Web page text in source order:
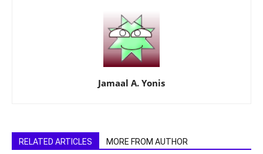
Jamaal A. Yonis
RELATED ARTICLES MORE FROM AUTHOR